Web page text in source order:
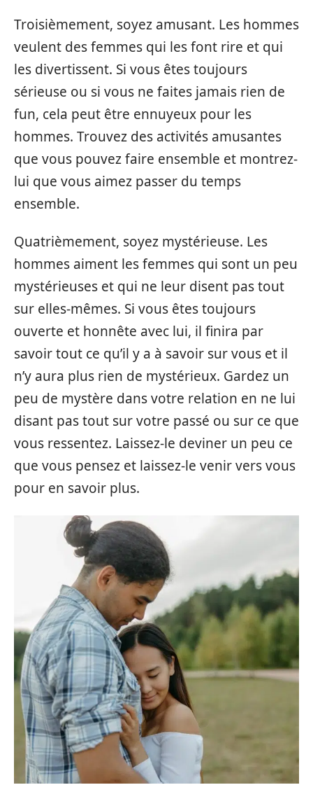
Troisièmement, soyez amusant. Les hommes
veulent des femmes qui les font rire et qui
les divertissent. Si vous êtes toujours
sérieuse ou si vous ne faites jamais rien de
fun, cela peut être ennuyeux pour les
hommes. Trouvez des activités amusantes
que vous pouvez faire ensemble et montrez-
lui que vous aimez passer du temps
ensemble.
Quatrièmement, soyez mystérieuse. Les
hommes aiment les femmes qui sont un peu
mystérieuses et qui ne leur disent pas tout
sur elles-mêmes. Si vous êtes toujours
ouverte et honnête avec lui, il finira par
savoir tout ce qu’il y a à savoir sur vous et il
n’y aura plus rien de mystérieux. Gardez un
peu de mystère dans votre relation en ne lui
disant pas tout sur votre passé ou sur ce que
vous ressentez. Laissez-le deviner un peu ce
que vous pensez et laissez-le venir vers vous
pour en savoir plus.